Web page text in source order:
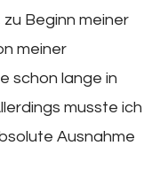
Beginn meiner
meiner
schon lange in
musste ich
Ausnahme